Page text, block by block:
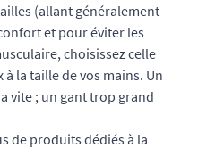
(allant généralement
et pour éviter les
choisissez celle
la taille de vos mains. Un
vite ; un gant trop grand
de produits dédiés à la